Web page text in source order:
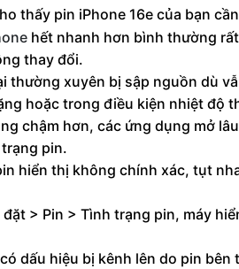
thấy pin iPhone 16e của bạn
hết nhanh hơn bình thường
thay đổi.
thường xuyên bị sập nguồn dù
hoặc trong điều kiện nhiệt độ
chậm hơn, các ứng dụng mở
pin.
hiển thị không chính xác, tụt
đặt > Pin > Tình trạng pin, máy
dấu hiệu bị kênh lên do pin